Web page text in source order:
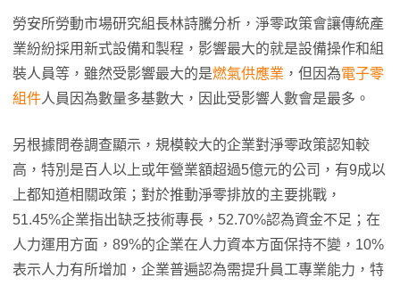
勞安所勞動市場研究組長林詩騰分析，淨零政策會讓傳統產
業紛紛採用新式設備和製程，影響最大的就是設備操作和組
裝人員等，雖然受影響最大的是燃氣供應業 ，但因為電子零
組件人員因為數量多基數大，因此受影響人數會是最多。
另根據問卷調查顯示，規模較大的企業對淨零政策認知較
高，特別是百人以上或年營業額超過5億元的公司，有9成以
上都知道相關政策；對於推動淨零排放的主要挑戰，
51.45%企業指出缺乏技術專長，52.70%認為資金不足；在
人力運用方面，89%的企業在人力資本方面保持不變，10%
表示人力有所增加，企業普遍認為需提升員工專業能力，特